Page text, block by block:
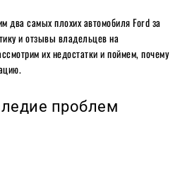
два самых плохих автомобиля Ford за
и отзывы владельцев на
их недостатки и поймем, почему
проблем